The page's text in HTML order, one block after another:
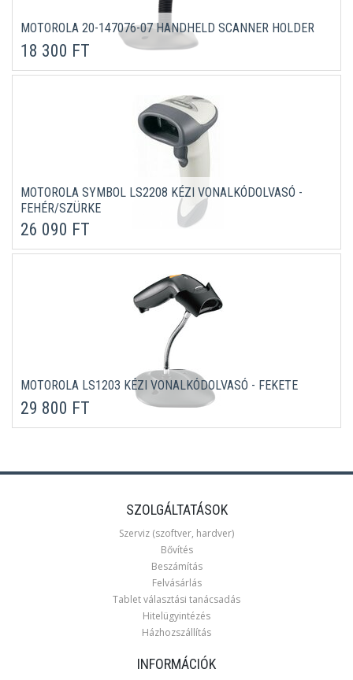
MOTOROLA 20-147076-07 HANDHELD SCANNER HOLDER
18 300 FT
MOTOROLA SYMBOL LS2208 KÉZI VONALKÓDOLVASÓ -
FEHÉR/SZÜRKE
26 090 FT
MOTOROLA LS1203 KÉZI VONALKÓDOLVASÓ - FEKETE
29 800 FT
SZOLGÁLTATÁSOK
Szerviz (szoftver, hardver)
Bővítés
Beszámítás
Felvásárlás
Tablet választási tanácsadás
Hitelügyintézés
Házhozszállítás
INFORMÁCIÓK